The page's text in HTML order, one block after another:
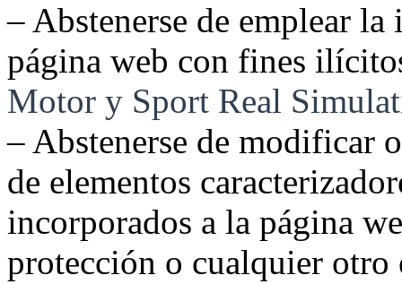
– Abstenerse de emplear
página web con fines
Motor y Sport Real
– Abstenerse de modificar
de elementos
incorporados a la página
protección o cualquier